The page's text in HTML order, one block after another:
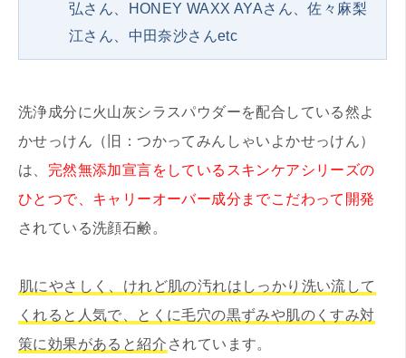
弘さん、HONEY WAXX AYAさん、佐々麻梨
江さん、中田奈沙さんetc
洗浄成分に火山灰シラスパウダーを配合している然よ
かせっけん（旧：つかってみんしゃいよかせっけん）
は、 完然無添加宣言をしているスキンケアシリーズの
ひとつで、キャリーオーバー成分までこだわって開発
されている洗顔石鹸。
肌にやさしく、けれど肌の汚れはしっかり洗い流して
くれると人気で、とくに毛穴の黒ずみや肌のくすみ対
策に効果があると紹介 されています。